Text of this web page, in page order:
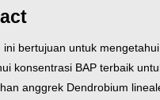
ini bertujuan untuk
konsentrasi BAP terbaik
anggrek Dendrobium